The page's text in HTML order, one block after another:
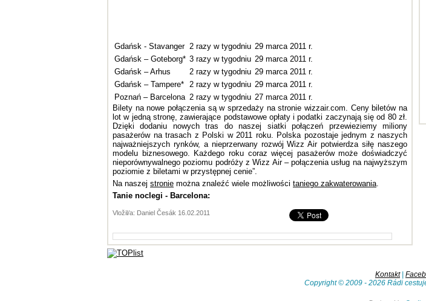
Gdańsk - Stavanger 2 razy w tygodniu 29 marca 2011 r.
Gdańsk – Goteborg* 3 razy w tygodniu 29 marca 2011 r.
Gdańsk – Arhus
2 razy w tygodniu 29 marca 2011 r.
Gdańsk – Tampere* 2 razy w tygodniu 29 marca 2011 r.
Poznań – Barcelona 2 razy w tygodniu 27 marca 2011 r.
Bilety na nowe połączenia są w sprzedaży na stronie wizzair.com. Ceny biletów na
lot w jedną stronę, zawierające podstawowe opłaty i podatki zaczynają się od 80 zł.
Dzięki dodaniu nowych tras do naszej siatki połączeń przewieziemy miliony
pasażerów na trasach z Polski w 2011 roku. Polska pozostaje jednym z naszych
najważniejszych rynków, a nieprzerwany rozwój Wizz Air potwierdza siłę naszego
modelu biznesowego. Każdego roku coraz więcej pasażerów może doświadczyć
nieporównywalnego poziomu podróży z Wizz Air – połączenia usług na najwyższym
poziomie z biletami w przystępnej cenie”.
Na naszej stronie można znaleźć wiele możliwości taniego zakwaterowania.
Tanie noclegi - Barcelona:
Vložil/a: Daniel Česák 16.02.2011
Kontakt|
Copyright © 2009 - 2026 Rádi